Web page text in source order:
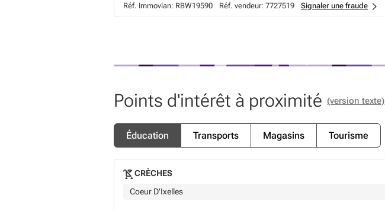
Réf. Immovlan: RBW19590 Réf. vendeur: 7727519 Signaler une fraude
Points d'intérêt à proximité (version texte)
Éducation Transports Magasins Tourisme
CRÈCHES
Coeur D'Ixelles